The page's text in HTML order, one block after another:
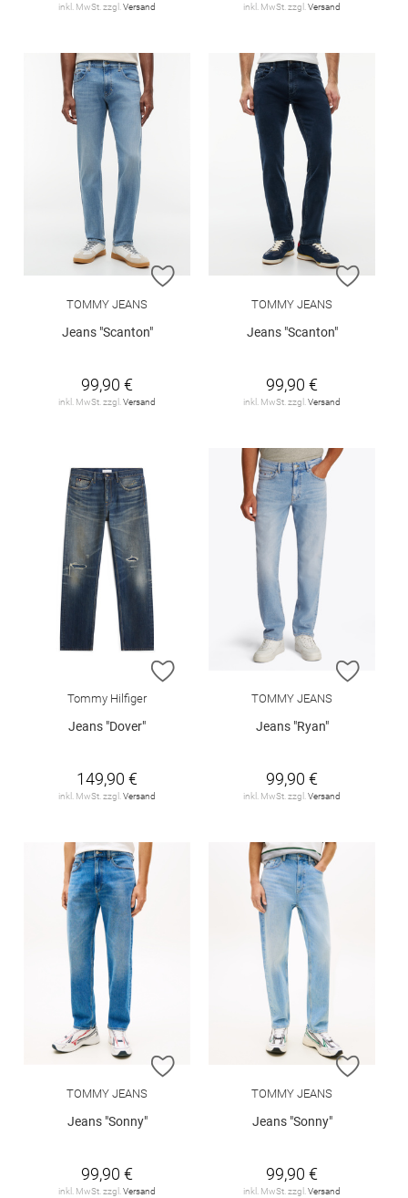
inkl. MwSt. zzgl. Versand inkl. MwSt. zzgl. Versand
ZUR WUNSCHLISTE HINZUFÜGEN
TOMMY JEANS
Jeans "Scanton"
99,90 €
inkl. MwSt. zzgl. Versand
ZUR
TOMMY JEANS
Jeans "Scanton"
99,90 €
inkl. MwSt. zzgl. Versand
ZUR WUNSCHLISTE HINZUFÜGEN
Tommy Hilfiger
Jeans "Dover"
149,90 €
inkl. MwSt. zzgl.Versand
ZUR
TOMMY JEANS
Jeans "Ryan"
99,90 €
inkl. MwSt. zzgl.Versand
ZUR WUNSCHLISTE HINZUFÜGEN
TOMMY JEANS
Jeans "Sonny"
99,90 €
inkl. MwSt. zzgl.Versand
ZUR
TOMMY JEANS
Jeans "Sonny"
99,90 €
inkl. MwSt. zzgl.Versand